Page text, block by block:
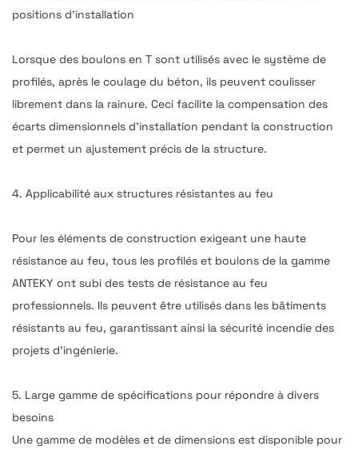
positions d'installation
Lorsque des boulons en T sont utilisés avec le système de
profilés, après le coulage du béton, ils peuvent coulisser
librement dans la rainure. Ceci facilite la compensation des
écarts dimensionnels d'installation pendant la construction
et permet un ajustement précis de la structure.
4. Applicabilité aux structures résistantes au feu
Pour les éléments de construction exigeant une haute
résistance au feu, tous les profilés et boulons de la gamme
ANTEKY ont subi des tests de résistance au feu
professionnels. Ils peuvent être utilisés dans les bâtiments
résistants au feu, garantissant ainsi la sécurité incendie des
projets d'ingénierie.
5. Large gamme de spécifications pour répondre à divers
besoins
Une gamme de modèles et de dimensions est disponible pour